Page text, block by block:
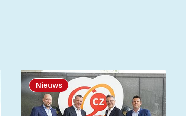
Nieuws